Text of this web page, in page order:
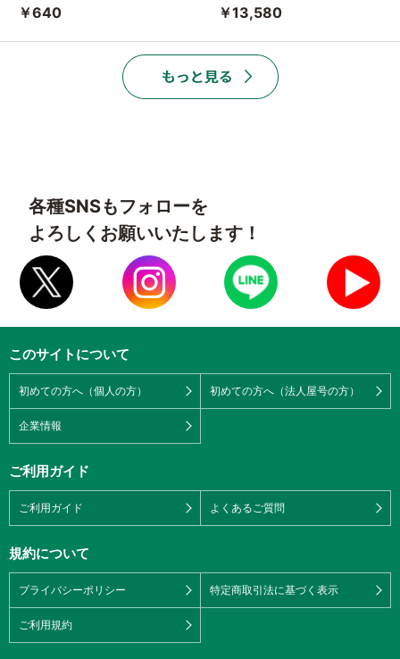
￥640 ￥13,580
各種SNSもフォローを
よろしくお願いいたします！
このサイトについて
初めての方へ（個人の方） 初めての方へ（法人屋号の方）
企業情報
ご利用ガイド
ご利用ガイド よくあるご質問
規約について
プライバシーポリシー 特定商取引法に基づく表示
ご利用規約